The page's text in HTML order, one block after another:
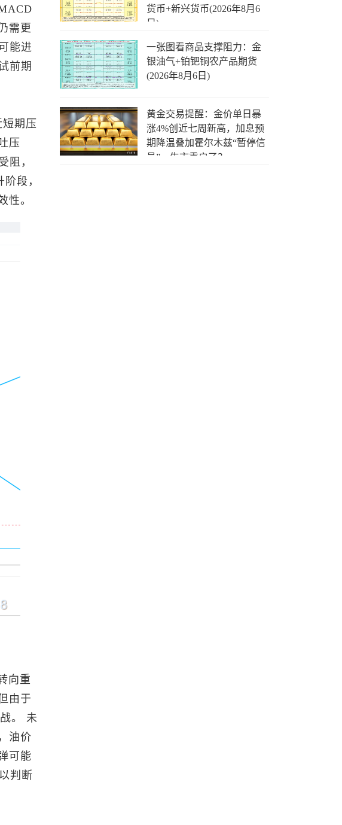
需更
能进
前期
期压
压
阻，
段，
性。
向重
由于
。 未
油价
可能
判断
货币+新兴货币(2026年8月6
日)
一张图看商品支撑阻力：金
银油气+铂钯铜农产品期货
(2026年8月6日)
黄金交易提醒：金价单日暴
涨4%创近七周新高，加息预
期降温叠加霍尔木兹“暂停信
号”，牛市重启了？